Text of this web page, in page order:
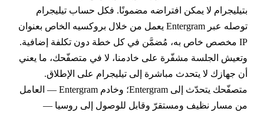
لا يمكن افتراضه مضمونًا. فكل حساب تيليجرام
توصله عبر Entergram يعمل من خلال بروكسيه الخاص بعنوان
IP مخصص خاص به، مُضمَّن في كل خطة دون تكلفة إضافية.
الجلسة مشفّرة على خادمنا، لا في متصفّحك، ما يعني
جهازك لا يتحدث مباشرة إلى تيليجرام على الإطلاق.
متصفّحك يتحدّث إلى Entergram؛ وخادم Entergram — العامل
مسار نظيف ومستقرّ وقابل للوصول إلى روسيا —